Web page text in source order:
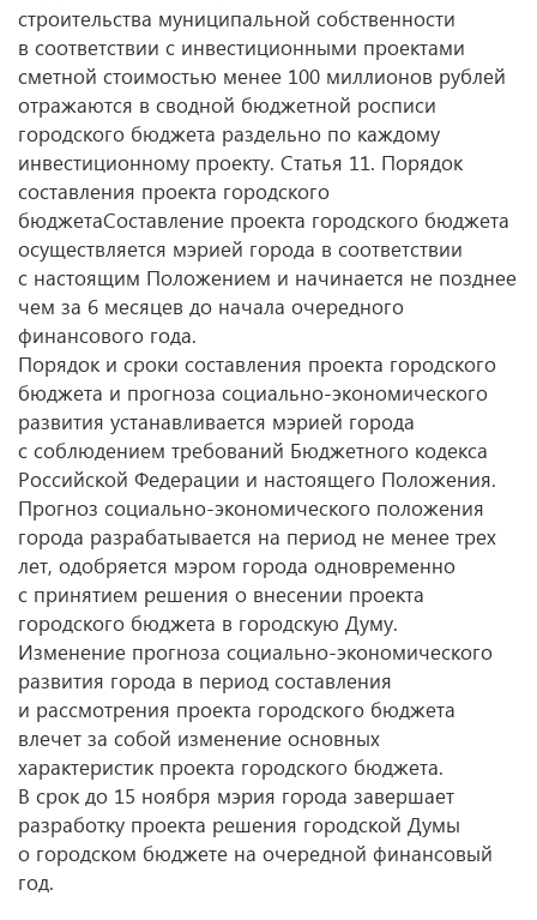
строительства муниципальной собственности
в соответствии с инвестиционными проектами
сметной стоимостью менее 100 миллионов рублей
отражаются в сводной бюджетной росписи
городского бюджета раздельно по каждому
инвестиционному проекту. Статья 11. Порядок
составления проекта городского
бюджетаСоставление проекта городского бюджета
осуществляется мэрией города в соответствии
с настоящим Положением и начинается не позднее
чем за 6 месяцев до начала очередного
финансового года.
Порядок и сроки составления проекта городского
бюджета и прогноза социально-экономического
развития устанавливается мэрией города
с соблюдением требований Бюджетного кодекса
Российской Федерации и настоящего Положения.
Прогноз социально-экономического положения
города разрабатывается на период не менее трех
лет, одобряется мэром города одновременно
с принятием решения о внесении проекта
городского бюджета в городскую Думу.
Изменение прогноза социально-экономического
развития города в период составления
и рассмотрения проекта городского бюджета
влечет за собой изменение основных
характеристик проекта городского бюджета.
В срок до 15 ноября мэрия города завершает
разработку проекта решения городской Думы
о городском бюджете на очередной финансовый
год.